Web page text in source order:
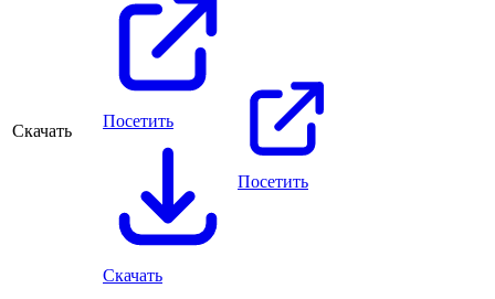
Скачать
Посетить
Скачать
Посетить